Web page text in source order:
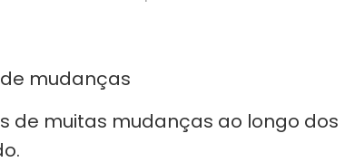
de muitas mudanças ao longo dos